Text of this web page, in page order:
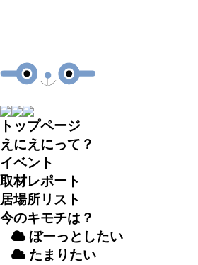
トップページ
えにえにって？
イベント
取材レポート
居場所リスト
今のキモチは？
ぼーっとしたい
たまりたい